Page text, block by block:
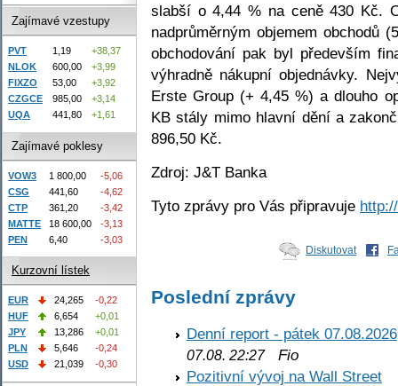
slabší o 4,44 % na ceně 430 Kč.
nadprůměrným objemem obchodů
obchodování pak byl především
výhradně nákupní objednávky.
Erste Group (+ 4,45 %) a dlouho
KB stály mimo hlavní dění a
896,50 Kč.
Zdroj: J&T Banka
Tyto zprávy pro Vás připravuje
Diskutovat
Poslední zprávy
Denní report - pátek 07.08.2026
07.08. 22:27Fio
Pozitivní vývoj na Wall Street
Zajímavé vzestupy
PVT 1,19
+38,37
NLOK
600,00
+3,99
FIXZO
53,00
+3,92
CZGCE
985,00
+3,14
UQA
441,80 +1,61
Zajímavé poklesy
VOW3 1 800,00
-5,06
CSG
441,60
-4,62
CTP
361,20
-3,42
MATTE
18 600,00
-3,13
PEN
6,40 -3,03
Kurzovní lístek
EUR 24,265
-0,22
HUF
6,654
+0,01
JPY
13,286
+0,01
PLN
5,646
-0,24
USD
21,039 -0,30